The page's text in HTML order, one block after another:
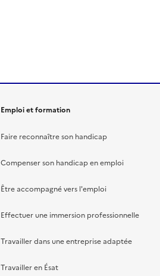
Emploi et formation
Faire reconnaître son handicap
Compenser son handicap en emploi
Être accompagné vers l'emploi
Effectuer une immersion professionnelle
Travailler dans une entreprise adaptée
Travailler en Ésat